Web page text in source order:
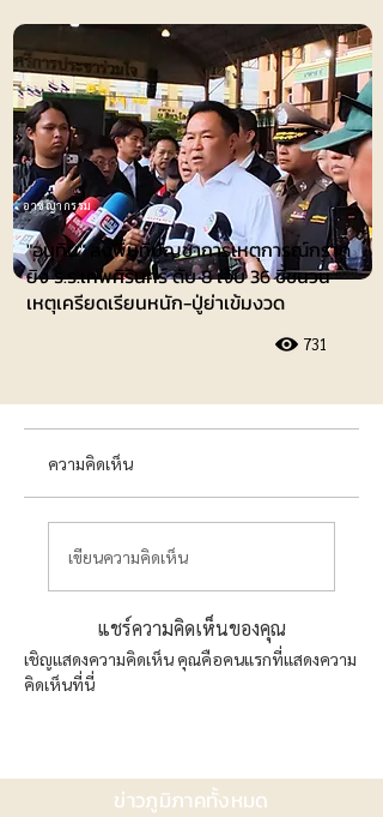
"อนุทิน" ลงพื้นที่บัญชาการเหตุการณ์กราด
ยิง ร.ร.เทพศิรินทร์ ดับ 8 เจ็บ 36 ชี้ชนวน
เหตุเครียดเรียนหนัก-ปู่ย่าเข้มงวด
731
อาชญากรรม
ความคิดเห็น
เขียนความคิดเห็น
แชร์ความคิดเห็นของคุณ
เชิญแสดงความคิดเห็น คุณคือคนแรกที่แสดงความ
คิดเห็นที่นี่
ข่าวภูมิภาคทั้งหมด